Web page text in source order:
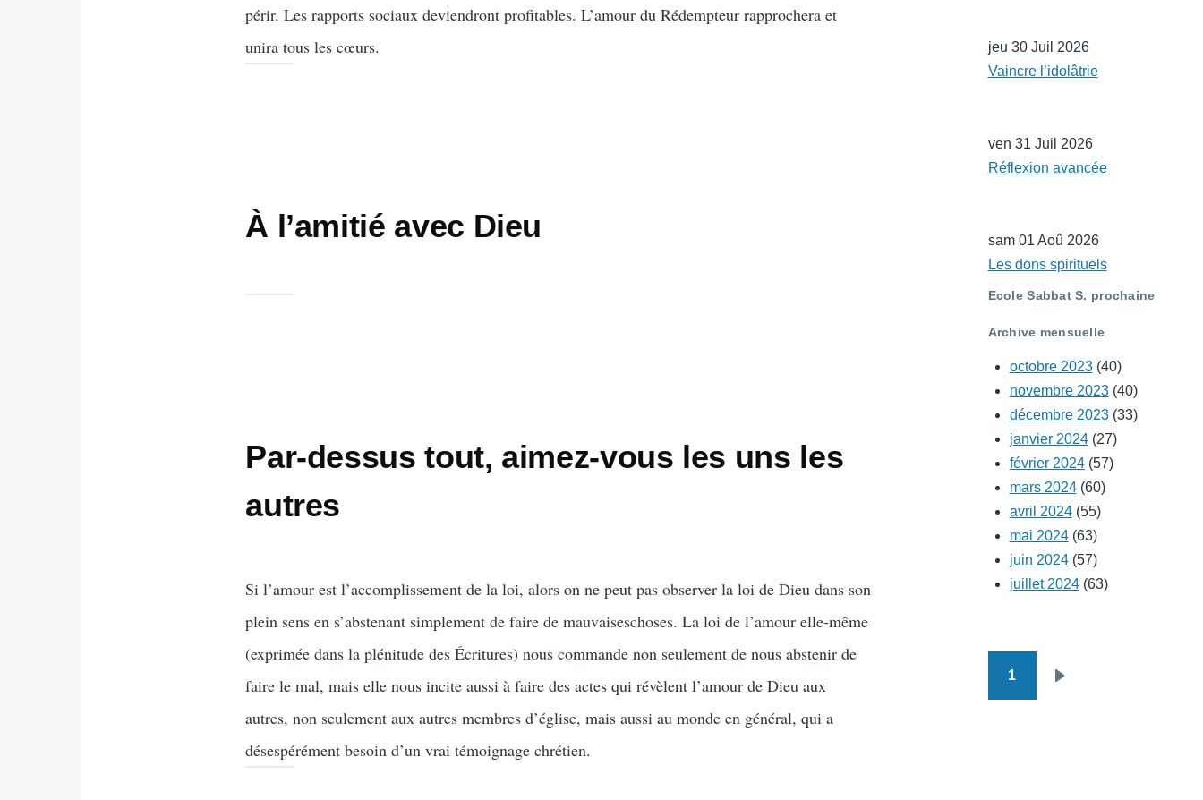
périr. Les rapports sociaux deviendront profitables. L’amour du Rédempteur rapprochera et
unira tous les cœurs.
À l’amitié avec Dieu
Par-dessus tout, aimez-vous les uns les
autres
Si l’amour est l’accomplissement de la loi, alors on ne peut pas observer la loi de Dieu dans son
plein sens en s’abstenant simplement de faire de mauvaiseschoses. La loi de l’amour elle-même
(exprimée dans la plénitude des Écritures) nous commande non seulement de nous abstenir de
faire le mal, mais elle nous incite aussi à faire des actes qui révèlent l’amour de Dieu aux
autres, non seulement aux autres membres d’église, mais aussi au monde en général, qui a
désespérément besoin d’un vrai témoignage chrétien.
jeu 30 Juil 2026
Vaincre l’idolâtrie
ven 31 Juil 2026
Réflexion avancée
sam 01 Aoû 2026
Les dons spirituels
Ecole Sabbat S. prochaine
Archive mensuelle
octobre 2023(40)
novembre 2023(40)
décembre 2023(33)
janvier 2024(27)
février 2024(57)
mars 2024(60)
avril 2024(55)
mai 2024(63)
juin 2024(57)
juillet 2024(63)
Pagination
1